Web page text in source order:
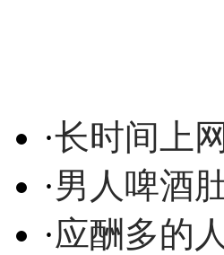
·长时间上
·男人啤酒
·应酬多的